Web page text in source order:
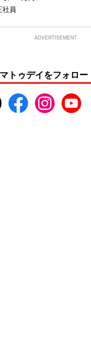
オアシス
社員
ADVERTISEMENT
トゥデイをフォロー